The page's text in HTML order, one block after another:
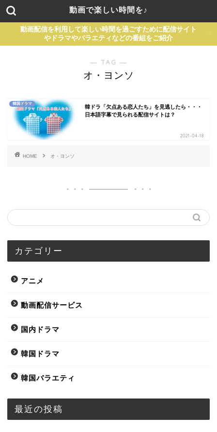
動画で楽しい時間を♪
動画配信を利用して楽しい時間を過ごすために配信サイト
やドラマやバラエティなどの番組をご紹介
― TAG ―
オ・ヨンソ
韓国ドラマ
韓ドラ「欠点ある恋人たち」を見逃したら・・・
日本語字幕で見られる配信サイトは？
2021-04-18
HOME オ・ヨンソ
カテゴリー
アニメ
動画配信サービス
国内ドラマ
韓国ドラマ
韓国バラエティ
最近の投稿